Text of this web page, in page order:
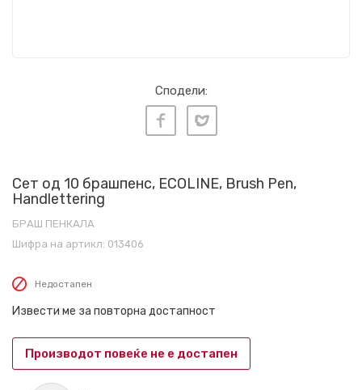
Сподели:
Сет од 10 брашпенс, ECOLINE, Brush Pen,
Handlettering
БРАШ ПЕНКАЛА
Шифра на артикл: 013406
Недостапен
Извести ме за повторна достапност
Производот повеќе не е достапен